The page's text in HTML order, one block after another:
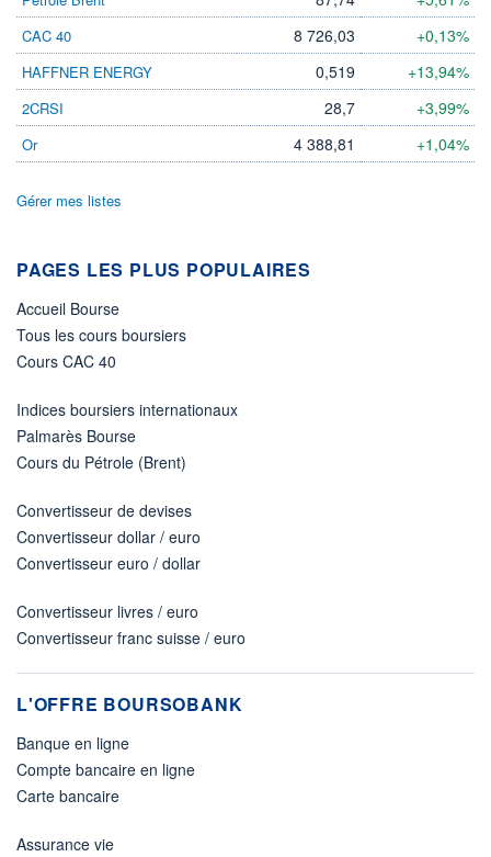
ÉLIGIBILITÉ
Non éligible
Boursobank
+ LISTE
CAC 40 8 726,03 +0,13%
HAFFNER ENERGY 0,519 +13,94%
2CRSI 28,7 +3,99%
Or 4 388,81 +1,04%
Gérer mes listes
PAGES LES PLUS POPULAIRES
Accueil Bourse
Tous les cours boursiers
Cours CAC 40
Indices boursiers internationaux
Palmarès Bourse
Cours du Pétrole (Brent)
Convertisseur de devises
Convertisseur dollar / euro
Convertisseur euro / dollar
Convertisseur livres / euro
Convertisseur franc suisse / euro
L'OFFRE BOURSOBANK
Banque en ligne
Compte bancaire en ligne
Carte bancaire
Assurance vie